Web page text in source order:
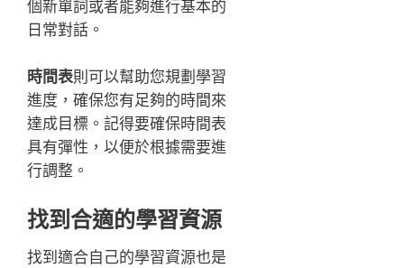
個新單詞或者能夠進行基本的
日常對話。
時間表則可以幫助您規劃學習
進度，確保您有足夠的時間來
達成目標。記得要確保時間表
具有彈性，以便於根據需要進
行調整。
找到合適的學習資源
找到適合自己的學習資源也是